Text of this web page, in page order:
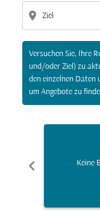
location_on
Versuchen Sie, Ihre
und/oder Ziel) zu
den einzelnen Daten
um Angebote zu
chevron_left Keine